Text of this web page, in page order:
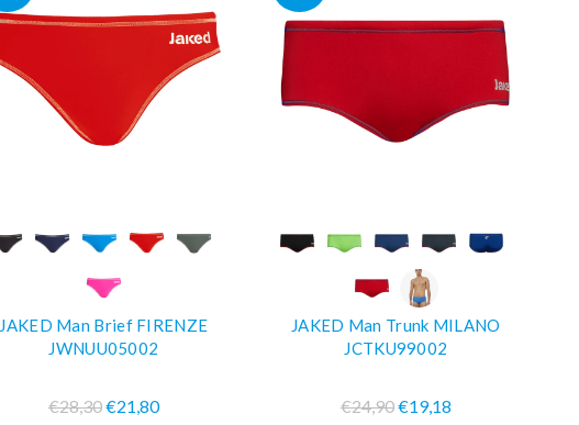
COMPRA SUBITO
JAKED Man Brief FIRENZE
JWNUU05002
€28,30€21,80
COMPRA SUBITO
JAKED Man Trunk MILANO
JCTKU99002
€24,90€19,18